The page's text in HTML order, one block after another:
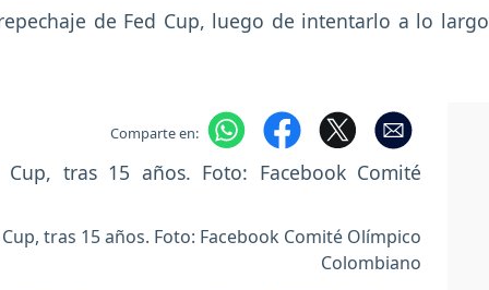
de Fed Cup, luego de intentarlo a lo
Comparte en:
tras 15 años. Foto: Facebook Comité Olímpico
Colombiano